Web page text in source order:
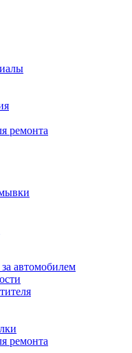
ремонта
автомобилем
ремонта